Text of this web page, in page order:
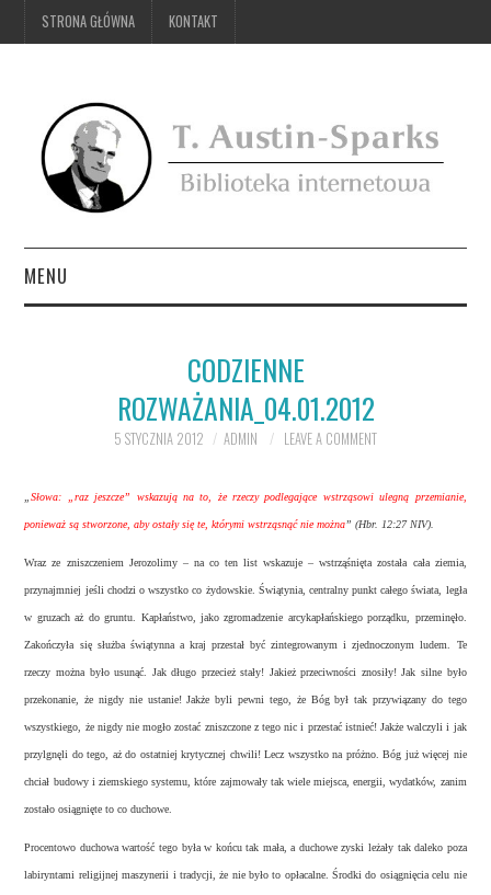
STRONA GŁÓWNA KONTAKT
MENU
CODZIENNE
ROZWAŻANIA_04.01.2012
5 STYCZNIA 2012 ADMIN LEAVE A COMMENT
„Słowa: „raz jeszcze” wskazują na to, że rzeczy podlegające wstrząsowi ulegną przemianie,
ponieważ są stworzone, aby ostały się te, którymi wstrząsnąć nie można”(Hbr. 12:27 NIV).
Wraz ze zniszczeniem Jerozolimy – na co ten list wskazuje – wstrząśnięta została cała ziemia,
przynajmniej jeśli chodzi o wszystko co żydowskie. Świątynia, centralny punkt całego świata, legła
w gruzach aż do gruntu. Kapłaństwo, jako zgromadzenie arcykapłańskiego porządku, przeminęło.
Zakończyła się służba świątynna a kraj przestał być zintegrowanym i zjednoczonym ludem. Te
rzeczy można było usunąć. Jak długo przecież stały! Jakież przeciwności znosiły! Jak silne było
przekonanie, że nigdy nie ustanie! Jakże byli pewni tego, że Bóg był tak przywiązany do tego
wszystkiego, że nigdy nie mogło zostać zniszczone z tego nic i przestać istnieć! Jakże walczyli i jak
przylgnęli do tego, aż do ostatniej krytycznej chwili! Lecz wszystko na próżno. Bóg już więcej nie
chciał budowy i ziemskiego systemu, które zajmowały tak wiele miejsca, energii, wydatków, zanim
zostało osiągnięte to co duchowe.
Procentowo duchowa wartość tego była w końcu tak mała, a duchowe zyski leżały tak daleko poza
labiryntami religijnej maszynerii i tradycji, że nie było to opłacalne. Środki do osiągnięcia celu nie